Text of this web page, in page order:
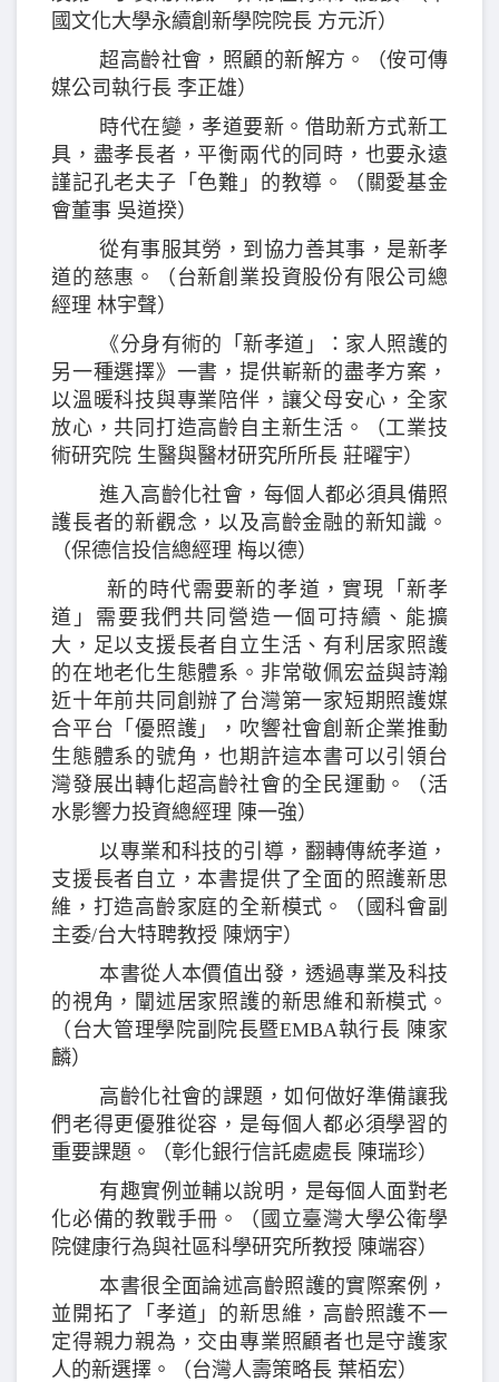
國文化大學永續創新學院院長 方元沂）
超高齡社會，照顧的新解方。（侒可傳
媒公司執行長 李正雄）
時代在變，孝道要新。借助新方式新工
具，盡孝長者，平衡兩代的同時，也要永遠
謹記孔老夫子「色難」的教導。（關愛基金
會董事 吳道揆）
從有事服其勞，到協力善其事，是新孝
道的慈惠。（台新創業投資股份有限公司總
經理 林宇聲）
《分身有術的「新孝道」：家人照護的
另一種選擇》一書，提供嶄新的盡孝方案，
以溫暖科技與專業陪伴，讓父母安心，全家
放心，共同打造高齡自主新生活。（工業技
術研究院 生醫與醫材研究所所長 莊曜宇）
進入高齡化社會，每個人都必須具備照
護長者的新觀念，以及高齡金融的新知識。
（保德信投信總經理 梅以德）
新的時代需要新的孝道，實現「新孝
道」需要我們共同營造一個可持續、能擴
大，足以支援長者自立生活、有利居家照護
的在地老化生態體系。非常敬佩宏益與詩瀚
近十年前共同創辦了台灣第一家短期照護媒
合平台「優照護」，吹響社會創新企業推動
生態體系的號角，也期許這本書可以引領台
灣發展出轉化超高齡社會的全民運動。（活
水影響力投資總經理 陳一強）
以專業和科技的引導，翻轉傳統孝道，
支援長者自立，本書提供了全面的照護新思
維，打造高齡家庭的全新模式。（國科會副
主委/台大特聘教授 陳炳宇）
本書從人本價值出發，透過專業及科技
的視角，闡述居家照護的新思維和新模式。
（台大管理學院副院長暨EMBA執行長 陳家
麟）
高齡化社會的課題，如何做好準備讓我
們老得更優雅從容，是每個人都必須學習的
重要課題。（彰化銀行信託處處長 陳瑞珍）
有趣實例並輔以說明，是每個人面對老
化必備的教戰手冊。（國立臺灣大學公衛學
院健康行為與社區科學研究所教授 陳端容）
本書很全面論述高齡照護的實際案例，
並開拓了「孝道」的新思維，高齡照護不一
定得親力親為，交由專業照顧者也是守護家
人的新選擇。（台灣人壽策略長 葉栢宏）